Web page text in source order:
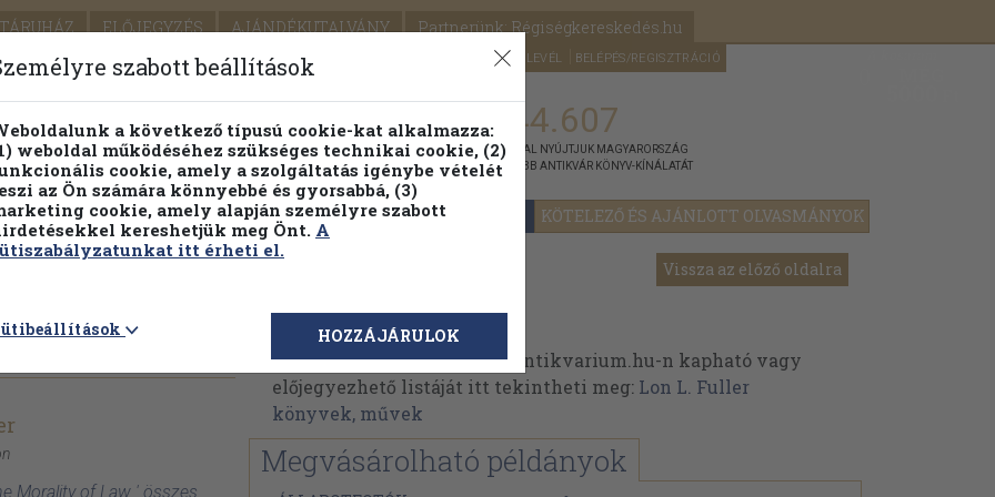
ELŐJEGYZÉS AJÁNDÉKUTALVÁNY Partnerünk: Régiségkereskedés.hu
SEGÍTSÉG HÍRLEVÉL BELÉPÉS/REGISZTRÁCIÓ
PILLANATNYI ÁRAINK FENNTARTHATÓ OLVASMÁNYOK KÖTELEZŐ ÉS AJÁNLOTT OLVASMÁNYOK
Részletes kereső Témaköri fa 1.144.607
KIADVÁNNYAL NYÚJTJUK MAGYARORSZÁG
LEGNAGYOBB ANTIKVÁR KÖNYV-KÍNÁLATÁT
Vissza az előző oldalra
Morality of Law ' összes
Lon L. Fuller
Lon L. Fuller műveinek az Antikvarium.hu-n kapható vagy
előjegyezhető listáját itt tekintheti meg: Lon L. Fuller
könyvek, művek
Megvásárolható példányok
szabott beállítások
a következő típusú cookie-kat alkalmazza:
weboldal működéséhez szükséges technikai cookie, (2)
cookie, amely a szolgáltatás igénybe vételét
az Ön számára könnyebbé és gyorsabbá, (3)
cookie, amely alapján személyre szabott
kereshetjük meg Önt. A
itt érheti el.
HOZZÁJÁRULOK